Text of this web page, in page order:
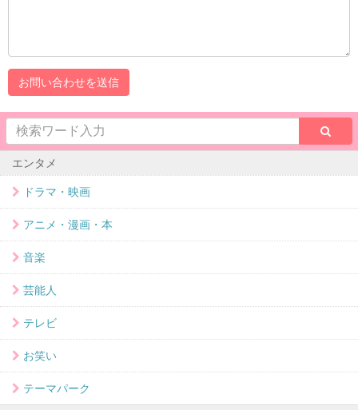
エンタメ
ドラマ・映画
アニメ・漫画・本
音楽
芸能人
テレビ
お笑い
テーマパーク